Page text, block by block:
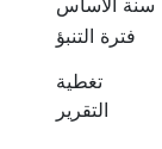
سنة الأساس
فترة التنبؤ
تغطية
التقرير